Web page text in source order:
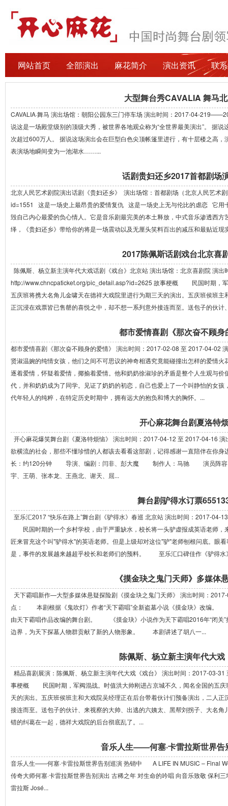
网站首页 全部演出 麻花简介 演出资讯 联
大型舞台秀CAVALIA 舞马
CAVALIA·舞马 演出场馆：朝阳公园东三门停车场 演出时间：2017-04-
说这是一场殿堂级别的顶级大秀，被世界各地观众称为“全世界最美演出”。 据
次超过600万人。 据说这场演出会在巨型白色尖顶帐篷里进行，有十层楼之高
表演场地瞬间变为一池湖水……...
话剧贵妇还乡2017首都剧场
北京人民艺术剧院演出话剧《贵妇还乡》 演出场馆：首都剧场（北京人民艺术
id=1551 这是一场史上最昂贵的爱情复仇 这是一场史上无与伦比的虐恋 它用
毁自己内心最爱的负心情人。它是音乐剧最完美的本土释放，中式音乐渗透西
绎，《贵妇还乡》带给你的将是一场震动以及无厘头笑料百出的减压和最贴近现
2017陈佩斯话剧戏台北京喜
陈佩斯、杨立新主演年代大戏话剧《戏台》北京站 演出场馆：北京喜剧院 演
http://www.chncpaticket.org/pic_detail.asp?id=2625 故事梗概 民国时期，军
五庆班将携大名角儿金啸天在德祥大戏院里进行为期三天的演出。五庆班侯班
正沉浸在戏票皆已售罄的喜悦之中，却不想一系列意外接连而至。送包子的伙计
都市爱情喜剧《那次奋不顾身
都市爱情喜剧《那次奋不顾身的爱情》 演出时间：2017-02-08 至 2017-04-02
贤淑温婉的纯情女孩，他们之间不可思议的神奇相遇究竟能碰撞出怎样的爱
逐着爱情，怀疑着爱情，揶揄着爱情。他和奶奶徐淑珍的矛盾是整个人生观与
代，并和奶奶成为了同学。见证了奶奶的初恋，自己也爱上了一个叫静怡的女
代年轻人的纯粹，在特定历史时期中，拥有远大的抱负和博大的胸怀。...
开心麻花舞台剧夏洛特
开心麻花爆笑舞台剧《夏洛特烦恼》 演出时间：2017-04-12 至 2017-04-16
欲横流的社会，那些不懂珍惜的人都该去看看这部剧，记得感谢一直陪
长：约120分钟 导演、编剧：闫非、彭大魔 制作人：马驰 演员阵容：
宇、王萌、张本龙、王燕北、谢天、屈...
舞台剧驴得水订票
至乐汇2017 “快乐在路上”舞台剧《驴得水》春巡 北京站 演出时间：2017-04-
民国时期的一个乡村学校，由于严重缺水，校长将一头驴虚报成英语老师，
匠来冒充这个叫"驴得水"的英语老师。但是上级却对这位"驴"老师刨根问底。眼
是，事件的发展越来越超乎校长和老师们的预料。 至乐汇口碑佳作《驴得水
《摸金玦之鬼门天师》多媒体
天下霸唱新作—大型多媒体悬疑探险剧《摸金玦之鬼门天师》 演出时间：
点： 本剧根据《鬼吹灯》作者“天下霸唱”全新盗墓小说《摸金玦》改编。
由天下霸唱作品改编的舞台剧。 《摸金玦》小说作为天下霸唱2016年“闭关”
边界，为天下探墓人物群贡献了新的人物形象。 本剧讲述了胡八一...
陈佩斯、杨立新主演年代大戏
精品喜剧展演：陈佩斯、杨立新主演年代大戏《戏台》 演出时间：2017-03-
事梗概 民国时期，军阀混战。时值洪大帅刚进占京城不久，闻名全国的五庆
天的演出。五庆班侯班主和大戏院吴经理正在后台带着伙计们预备演出，二人
接连而至。送包子的伙计、来视察的大帅、出逃的六姨太、黑帮刘拐子、大名
错的纠葛在一起，德祥大戏院的后台彻底乱了。...
音乐人生——何塞·卡雷拉斯世界告
音乐人生——何塞·卡雷拉斯世界告别巡演 热销中 A LIFE IN MUSIC – Final
传奇大师何塞·卡雷拉斯世界告别演出 古稀之年 对生命的吟唱 向音乐致敬 保利
雷拉斯 José...